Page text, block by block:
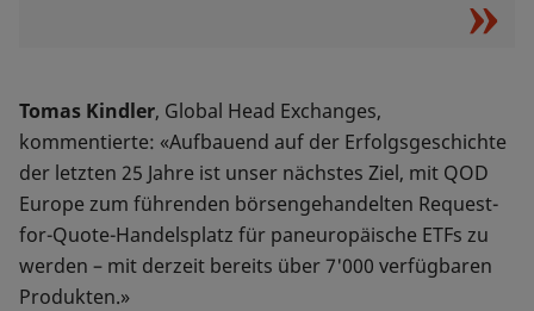
Tomas Kindler, Global Head Exchanges,
kommentierte: «Aufbauend auf der Erfolgsgeschichte
der letzten 25 Jahre ist unser nächstes Ziel, mit QOD
Europe zum führenden börsengehandelten Request-
for-Quote-Handelsplatz für paneuropäische ETFs zu
werden – mit derzeit bereits über 7'000 verfügbaren
Produkten.»